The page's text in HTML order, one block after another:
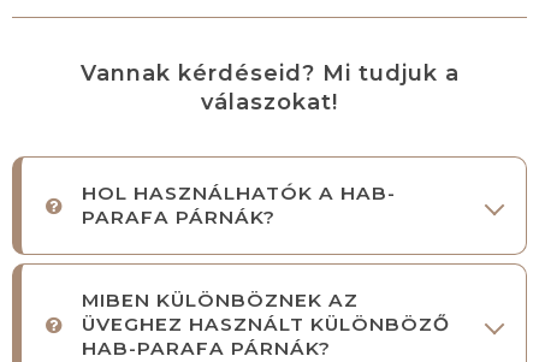
Vannak kérdéseid? Mi tudjuk a
válaszokat!
HOL HASZNÁLHATÓK A HAB-
PARAFA PÁRNÁK?
MIBEN KÜLÖNBÖZNEK AZ
ÜVEGHEZ HASZNÁLT KÜLÖNBÖZŐ
HAB-PARAFA PÁRNÁK?